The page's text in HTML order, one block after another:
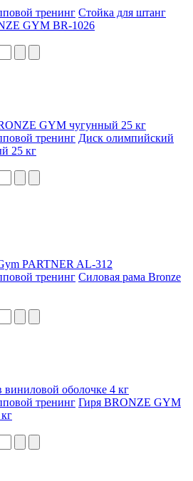
тренинг Стойка для штанг
GYM BR-1026
тренинг Диск олимпийский
25 кг
тренинг Силовая рама Bronze
тренинг Гиря BRONZE GYM